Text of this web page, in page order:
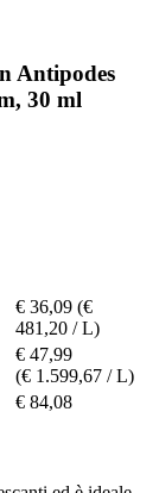
Antipodes
30 ml
€ 36,09 (€
481,20 / L)
€ 47,99
(€ 1.599,67 / L)
€ 84,08